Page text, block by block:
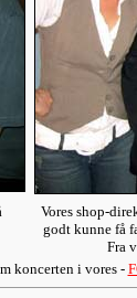
Vores shop-
godt kunne få
Fra
koncerten i vores -